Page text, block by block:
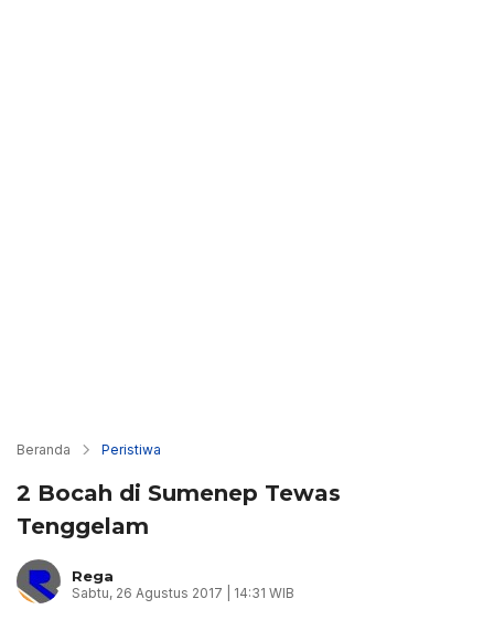
Beranda Peristiwa
2 Bocah di Sumenep Tewas
Tenggelam
Rega
Sabtu, 26 Agustus 2017 | 14:31 WIB